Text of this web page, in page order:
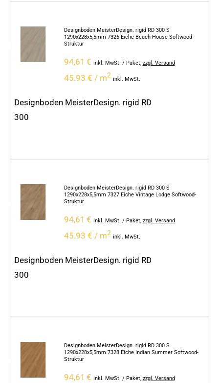
Designboden MeisterDesign. rigid RD 300 S
1290x228x5,5mm 7326 Eiche Beach House Softwood-
Struktur
94,61 € inkl. MwSt. / Paket, zzgl. Versand
45.93 € / m2
inkl. MwSt.
Designboden MeisterDesign. rigid RD
300
Designboden MeisterDesign. rigid RD 300 S
1290x228x5,5mm 7327 Eiche Vintage Lodge Softwood-
Struktur
94,61 € inkl. MwSt. / Paket, zzgl. Versand
45.93 € / m2
inkl. MwSt.
Designboden MeisterDesign. rigid RD
300
Designboden MeisterDesign. rigid RD 300 S
1290x228x5,5mm 7328 Eiche Indian Summer Softwood-
Struktur
94,61 € inkl. MwSt. / Paket, zzgl. Versand